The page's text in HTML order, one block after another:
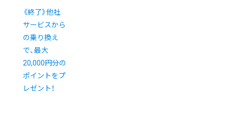
《終了》他社
サービスから
の乗り換え
で、最大
20,000円分の
ポイントをプ
レゼント！